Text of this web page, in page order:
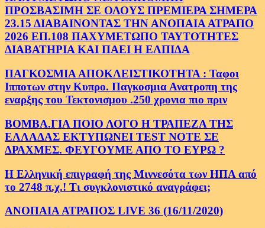
ΠΡΟΣΒΑΣΙΜΗ ΣΕ ΟΛΟΥΣ ΠΡΕΜΙΕΡΑ ΣΗΜΕΡΑ
23.15 ΔΙΑΒΑΙΝΟΝΤΑΣ ΤΗΝ ΑΝΟΠΑΙΑ ΑΤΡΑΠΟ
2026 ΕΠ.108 ΠΑΧΥΜΕΤΩΠΟ ΤΑΥΤΟΤΗΤΕΣ
ΔΙΑΒΑΤΗΡΙΑ ΚΑΙ ΠΑΕΙ Η ΕΛΠΙΔΑ
ΠΑΓΚΟΣΜΙΑ ΑΠΟΚΛΕΙΣΤΙΚΟΤΗΤΑ : Ταφοι
Ιπποτων στην Κυπρο. Παγκοσμια Ανατροπη της
εναρξης του Τεκτονισμου .250 χρονια πιο πριν
ΒΟΜΒΑ.ΓΙΑ ΠΟΙΟ ΛΟΓΟ Η ΤΡΑΠΕΖΑ ΤΗΣ
ΕΛΛΑΔΑΣ ΕΚΤΥΠΩΝΕΙ TEST NOTE ΣΕ
ΔΡΑΧΜΕΣ. ΦΕΥΓΟΥΜΕ ΑΠΟ ΤΟ ΕΥΡΩ ?
Η Ελληνική επιγραφή της Μιννεσότα των ΗΠΑ από
το 2748 π.χ.! Τι συγκλονιστικό αναγράφει;
ΑΝΟΠΑΙΑ ΑΤΡΑΠΟΣ LIVE 36 (16/11/2020)